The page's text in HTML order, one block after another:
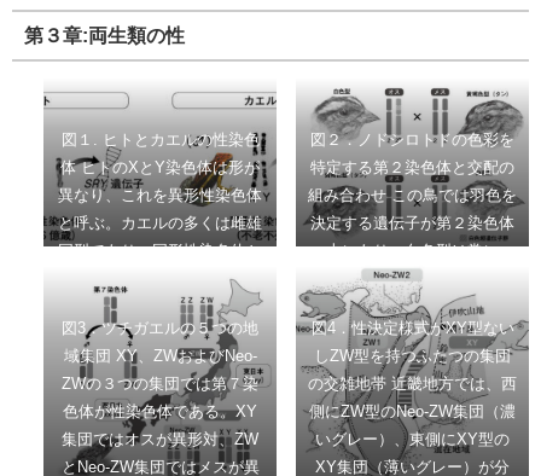
下地を活性化して、実際に
様々なオスらしい行動やメス
の際の性ステロイドホルモン
また、雌雄それぞれの性染色
体上の遺伝子が脳内で発現
し、性ステロイドホルモンと
は関係なしに、脳を自律的に
る（この作用を染色体作用と
よぶ）。
を維持する。AMHは初期のパ
子になるかを決定する遺伝
子。
の外観。右下：メダカfoxl3変
異体の卵巣の断面。たくさん
ている。四角枠はその拡大
図。 文献14より改変
第３章:両生類の性
図１. ヒトとカエルの性染色
体 ヒトのXとY染色体は形が
異なり、これを異形性染色体
と呼ぶ。カエルの多くは雌雄
同型であり、同形性染色体と
呼ぶ。 ヒト性染色体の写真
は西田千鶴子氏提供
図２．ノドシロトドの色彩を
特定する第２染色体と交配の
組み合わせ この鳥では羽色を
決定する遺伝子が第２染色体
上にあり、白色型は常に
2/2m、黄褐色型は2/2の組み
合わせとなる。交配は常に、
オスとメス、そして白色型と
黄褐色型の間で行われるた
め、ふたつの組み合わせがあ
る。 Morph matters:
aggression bias in a
図3．ツチガエルの５つの地
域集団 XY、ZWおよびNeo-
ZWの３つの集団では第７染
色体が性染色体である。XY
集団ではオスが異形対、ZW
とNeo-ZW集団ではメスが異
図4．性決定様式がXY型ない
しZW型を持つふたつの集団
の交雑地帯 近畿地方では、西
側にZW型のNeo-ZW集団（濃
いグレー）、東側にXY型の
XY集団（薄いグレー）が分